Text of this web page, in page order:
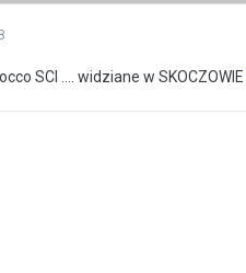
SCI .... widziane w SKOCZOWIE